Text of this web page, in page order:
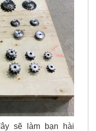
sẽ làm bạn hài